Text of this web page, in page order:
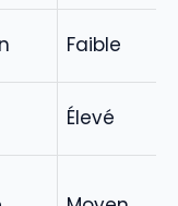
Faible
Élevé